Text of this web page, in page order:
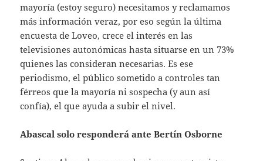
mayoría (estoy seguro) necesitamos y reclamamos
más información veraz, por eso según la última
encuesta de Loveo, crece el interés en las
televisiones autonómicas hasta situarse en un 73%
quienes las consideran necesarias. Es ese
periodismo, el público sometido a controles tan
férreos que la mayoría ni sospecha (y aun así
confía), el que ayuda a subir el nivel.
Abascal solo responderá ante Bertín Osborne